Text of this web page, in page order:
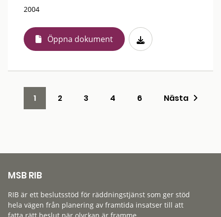
2004
Öppna dokument
1 2 3 4 6 Nästa
MSB RIB
RIB är ett beslutsstöd för räddningstjänst som ger stöd
hela vägen från planering av framtida insatser till att